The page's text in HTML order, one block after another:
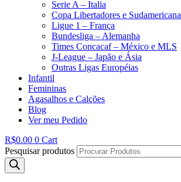
Serie A – Italia
Copa Libertadores e Sudamericana
Ligue 1 – França
Bundesliga – Alemanha
Times Concacaf – México e MLS
J-League – Japão e Ásia
Outras Ligas Européias
Infantil
Femininas
Agasalhos e Calções
Blog
Ver meu Pedido
R$0.00 0 Cart
Pesquisar produtos